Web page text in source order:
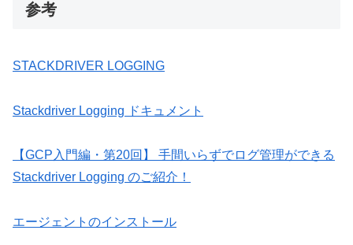
参考
STACKDRIVER LOGGING
Stackdriver Logging ドキュメント
【GCP入門編・第20回】 手間いらずでログ管理ができる
Stackdriver Logging のご紹介！
エージェントのインストール